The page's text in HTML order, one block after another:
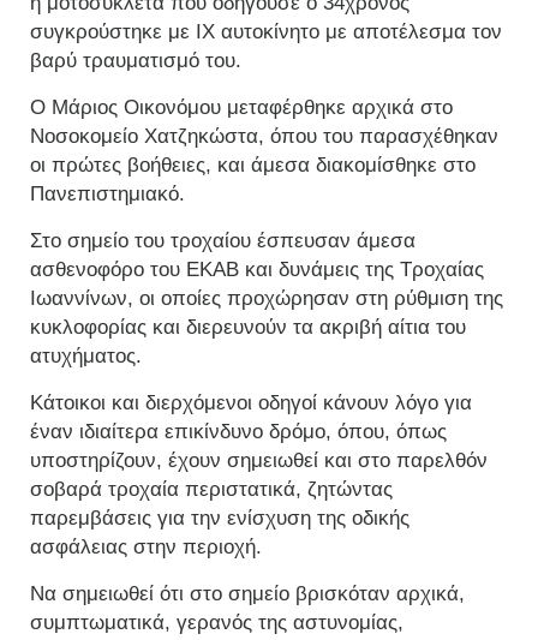
συγκρούστηκε με ΙΧ αυτοκίνητο με αποτέλεσμα τον
βαρύ τραυματισμό του.
Ο Μάριος Οικονόμου μεταφέρθηκε αρχικά στο
Νοσοκομείο Χατζηκώστα, όπου του παρασχέθηκαν
οι πρώτες βοήθειες, και άμεσα διακομίσθηκε στο
Πανεπιστημιακό.
Στο σημείο του τροχαίου έσπευσαν άμεσα
ασθενοφόρο του ΕΚΑΒ και δυνάμεις της Τροχαίας
Ιωαννίνων, οι οποίες προχώρησαν στη ρύθμιση της
κυκλοφορίας και διερευνούν τα ακριβή αίτια του
ατυχήματος.
Κάτοικοι και διερχόμενοι οδηγοί κάνουν λόγο για
έναν ιδιαίτερα επικίνδυνο δρόμο, όπου, όπως
υποστηρίζουν, έχουν σημειωθεί και στο παρελθόν
σοβαρά τροχαία περιστατικά, ζητώντας
παρεμβάσεις για την ενίσχυση της οδικής
ασφάλειας στην περιοχή.
Να σημειωθεί ότι στο σημείο βρισκόταν αρχικά,
συμπτωματικά, γερανός της αστυνομίας,